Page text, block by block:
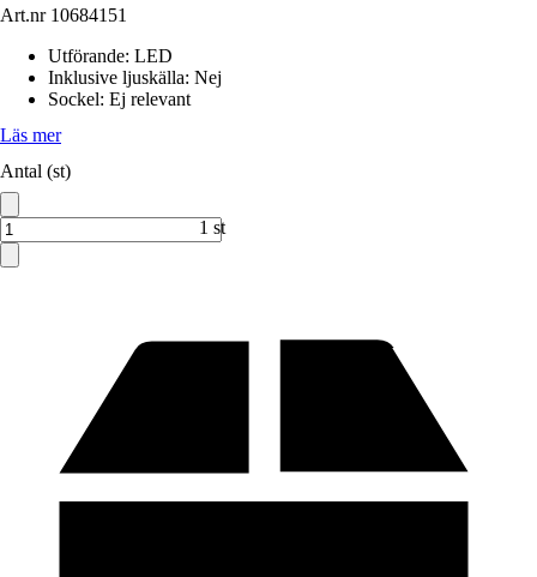
Art.nr 10684151
Utförande: LED
Inklusive ljuskälla: Nej
Sockel: Ej relevant
Läs mer
Antal (st)
1 st